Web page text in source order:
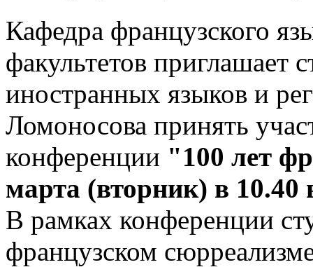
Кафедра французского
факультетов приглашает
иностранных языков и
Ломоносова принять
конференции "100 лет
марта (вторник) в 10.40
В рамках конференции
французском